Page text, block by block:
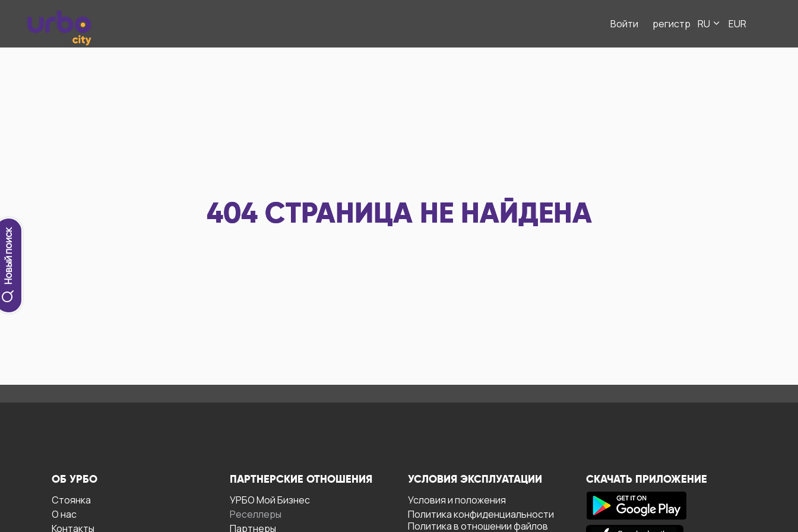
Войти регистр RU EUR
Новый поиск
404 СТРАНИЦА НЕ НАЙДЕНА
ОБ УРБО
Стоянка
О нас
Контакты
ПАРТНЕРСКИЕ ОТНОШЕНИЯ
УРБО Мой Бизнес
Реселлеры
Партнеры
УСЛОВИЯ ЭКСПЛУАТАЦИИ
Условия и положения
Политика конфиденциальности
Политика в отношении файлов
СКАЧАТЬ ПРИЛОЖЕНИЕ